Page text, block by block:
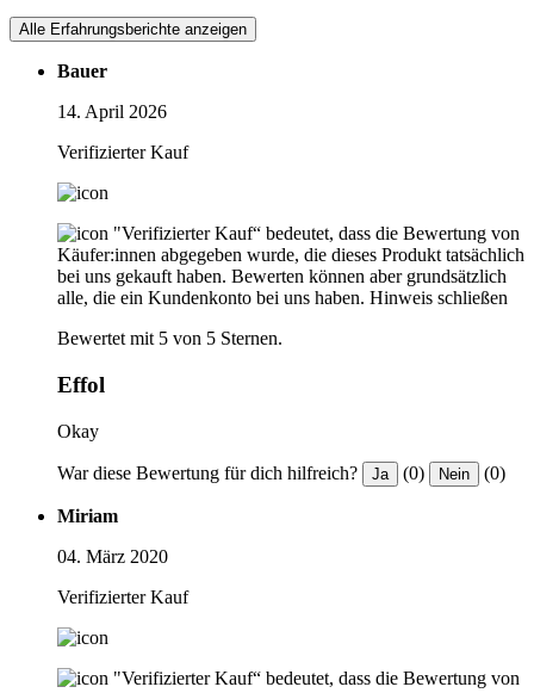
Alle Erfahrungsberichte anzeigen
Bauer
14. April 2026
Verifizierter Kauf
"Verifizierter Kauf“ bedeutet, dass die Bewertung von
Käufer:innen abgegeben wurde, die dieses Produkt tatsächlich
bei uns gekauft haben. Bewerten können aber grundsätzlich
alle, die ein Kundenkonto bei uns haben. Hinweis schließen
Bewertet mit 5 von 5 Sternen.
Effol
Okay
War diese Bewertung für dich hilfreich? Ja (0) Nein (0)
Miriam
04. März 2020
Verifizierter Kauf
"Verifizierter Kauf“ bedeutet, dass die Bewertung von